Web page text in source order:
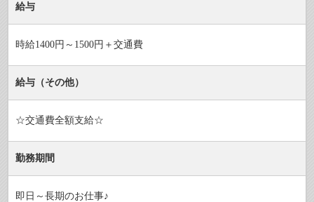
給与
時給1400円～1500円＋交通費
給与（その他）
☆交通費全額支給☆
勤務期間
即日～長期のお仕事♪